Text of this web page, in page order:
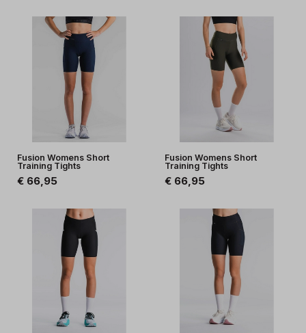
Fusion Womens Short
Training Tights
€ 66,95
Fusion Womens Short
Training Tights
€ 66,95